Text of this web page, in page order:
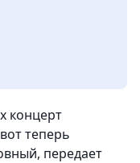
концерт
теперь
передает